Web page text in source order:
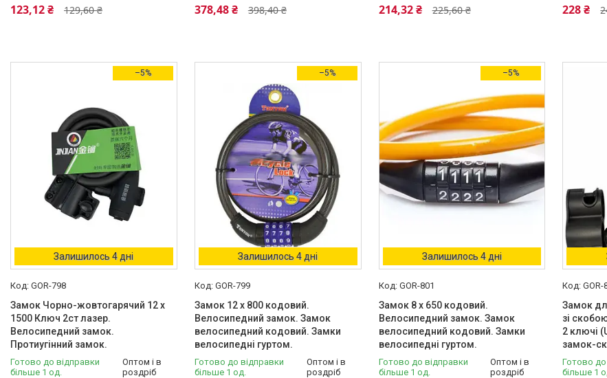
каретки
Манетки, Шіфтери
Велосипедні Сумки
Вело, Мото, Авто - Насоси,
Шланги, Наконечники
Велосипедні Колеса (вилсеты)
Велосипедне
Електрообладнання
Велосипедний інструмент
Вело Гальма і комплектуючі
Інше
Велосипедні Крила
Велосипедні Ручки (гріпси),
Рогу
Велосипедні вилки і
комплектуючі
Велосипедні замки
129,60 ₴
123,12 ₴ 398,40 ₴
378,48 ₴ 225,60 ₴
214,32 ₴ 228 ₴
–5%
Залишилось 4 дні
GOR-798
Замок Чорно-жовтогарячий 12 х
1500 Ключ 2ст лазер.
Велосипедний замок.
Протиугінний замок.
Готово до відправки
більше 1 од.
Оптом і в
роздріб
–5%
Залишилось 4 дні
GOR-799
Замок 12 х 800 кодовий.
Велосипедний замок. Замок
велосипедний кодовий. Замки
велосипедні гуртом.
Готово до відправки
більше 1 од.
Оптом і в
роздріб
–5%
Залишилось 4 дні
GOR-801
Замок 8 х 650 кодовий.
Велосипедний замок. Замок
велосипедний кодовий. Замки
велосипедні гуртом.
Готово до відправки
більше 1 од.
Оптом і в
роздріб
GOR-
Замок
зі
2 ключі
замок-
Готово до
більше 1